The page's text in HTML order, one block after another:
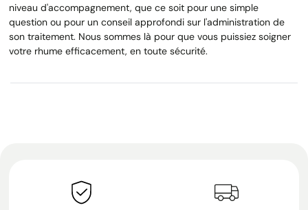
niveau d'accompagnement, que ce soit pour une simple
question ou pour un conseil approfondi sur l'administration de
son traitement. Nous sommes là pour que vous puissiez soigner
votre rhume efficacement, en toute sécurité.